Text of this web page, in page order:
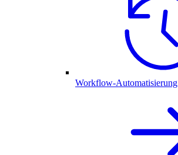
Workflow-Automatisierung